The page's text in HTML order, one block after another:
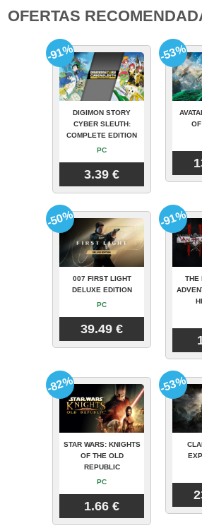
OFERTAS
DIGIMON STORY
CYBER SLEUTH:
COMPLETE EDITION
PC
3.39 €
-91% -53%
007 FIRST LIGHT
DELUXE EDITION
PC
39.49 €
-50%
THE
-91%
STAR WARS: KNIGHTS
OF THE OLD
REPUBLIC
PC
1.66 €
-82% -53%